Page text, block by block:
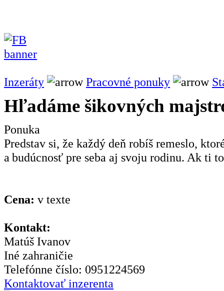
Inzeráty Pracovné ponuky
Hľadáme šikovných
Ponuka
Predstav si, že každý deň robíš remeslo,
a budúcnosť pre seba aj svoju rodinu. Ak ti
Cena: v texte
Kontakt:
Matúš Ivanov
Iné zahraničie
Telefónne číslo: 0951224569
Kontaktovať inzerenta